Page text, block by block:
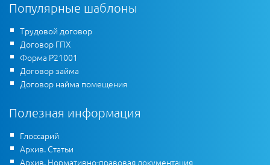
Популярные шаблоны
Трудовой договор
Договор ГПХ
Форма Р21001
Договор займа
Договор найма помещения
Полезная информация
Глоссарий
Архив. Статьи
Архив. Нормативно-правовая документация